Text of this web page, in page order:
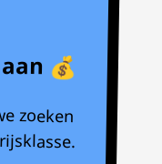
💰
zoeken